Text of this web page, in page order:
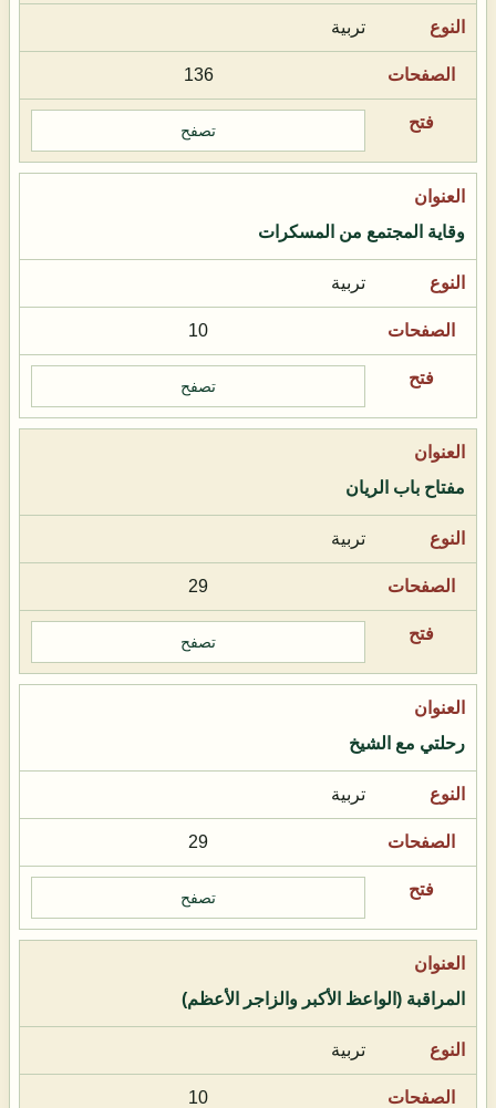
تربية
136
تصفح
وقاية المجتمع من المسكرات
تربية
10
تصفح
مفتاح باب الريان
تربية
29
تصفح
رحلتي مع الشيخ
تربية
29
تصفح
المراقبة (الواعظ الأكبر والزاجر الأعظم)
تربية
10